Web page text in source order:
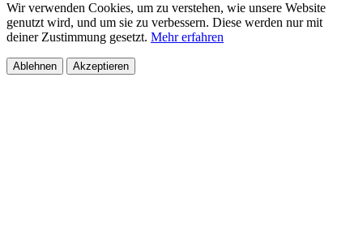
Wir verwenden Cookies, um zu verstehen, wie unsere Website
genutzt wird, und um sie zu verbessern. Diese werden nur mit
deiner Zustimmung gesetzt. Mehr erfahren
Ablehnen Akzeptieren